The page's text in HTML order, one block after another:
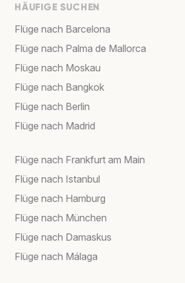
HÄUFIGE SUCHEN
Flüge nach Barcelona
Flüge nach Palma de Mallorca
Flüge nach Moskau
Flüge nach Bangkok
Flüge nach Berlin
Flüge nach Madrid
Flüge nach Frankfurt am Main
Flüge nach Istanbul
Flüge nach Hamburg
Flüge nach München
Flüge nach Damaskus
Flüge nach Málaga